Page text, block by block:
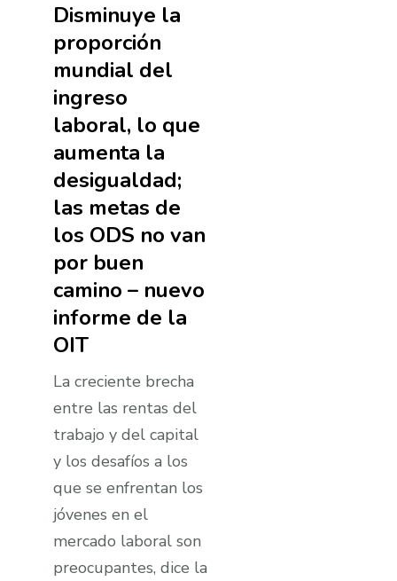
Disminuye la
proporción
mundial del
ingreso
laboral, lo que
aumenta la
desigualdad;
las metas de
los ODS no van
por buen
camino – nuevo
informe de la
OIT
La creciente brecha
entre las rentas del
trabajo y del capital
y los desafí­os a los
que se enfrentan los
jóvenes en el
mercado laboral son
preocupantes, dice la